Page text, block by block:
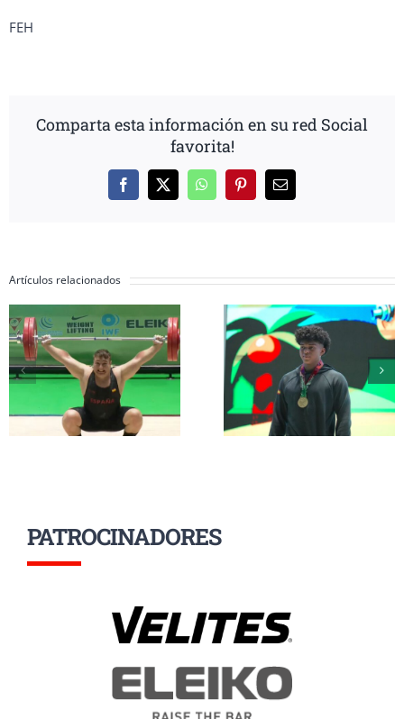
FEH
Comparta esta información en su red Social
favorita!
Facebook
X WhatsAppPinterestCorreo
Artículos relacionados
Erik Guadamud
conquista el oro
mundial en
arrancada y dos
platas en
Colombia
Inés Conde y
Mendizábal
completan su
participación
el Mundial
17 a la espera
grupo A
PATROCINADORES